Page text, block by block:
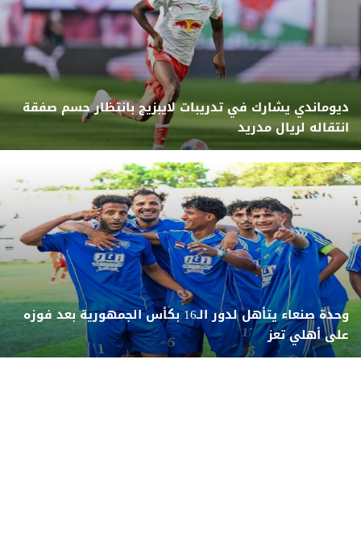
ديوماندي يشارك في تدريبات لايبزيج بانتظار حسم صفقة
انتقاله لريال مدريد
وحدة صنعاء يتأهل لدور الـ16 بكأس الجمهورية بعد فوزه
على أهلي تعز